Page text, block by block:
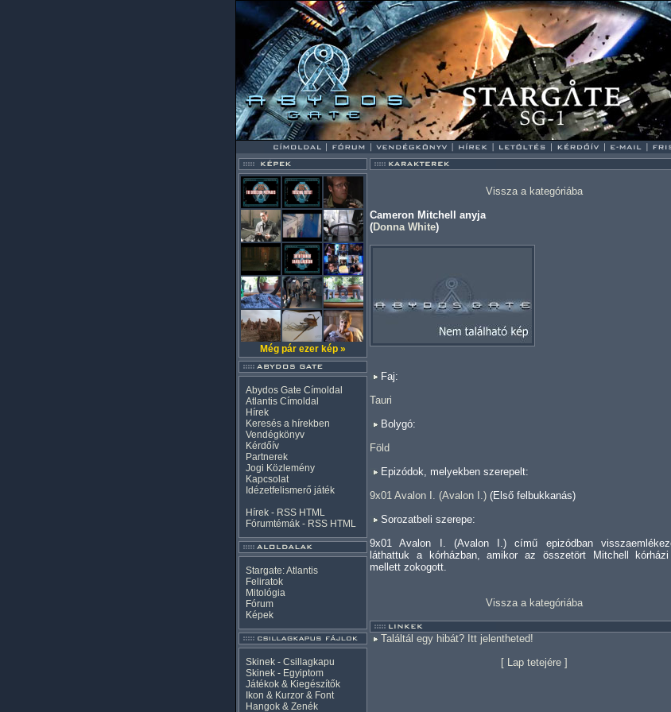
Még pár ezer kép »
Abydos Gate Címoldal
Atlantis Címoldal
Hírek
Keresés a hírekben
Vendégkönyv
Kérdőív
Partnerek
Jogi Közlemény
Kapcsolat
Idézetfelismerő játék
Hírek - RSS HTML
Fórumtémák - RSS HTML
Stargate: Atlantis
Feliratok
Mitológia
Fórum
Képek
Skinek - Csillagkapu
Skinek - Egyiptom
Játékok & Kiegészítők
Ikon & Kurzor & Font
Hangok & Zenék
Vissza a kategóriába
Cameron Mitchell anyja
(Donna White)
Faj:
Tauri
Bolygó:
Föld
Epizódok, melyekben szerepelt:
9x01 Avalon I. (Avalon I.) (Első felbukkanás)
Sorozatbeli szerepe:
9x01 Avalon I. (Avalon I.) című epizódban
láthattuk a kórházban, amikor az összetört Mitchell
mellett zokogott.
Vissza a kategóriába
Találtál egy hibát? Itt jelentheted!
[ Lap tetejére]